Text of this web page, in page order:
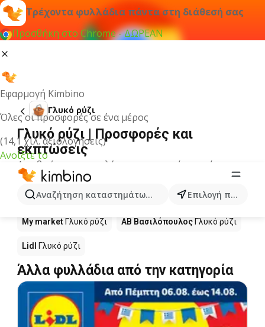
Τρέχοντα φυλλάδια πάντα στη διάθεσή σας
Προσθήκη στο Chrome - ΔΩΡΕΑΝ
Εφαρμογή Kimbino
Όλες οι προσφορές σε ένα μέρος
(14,1 χιλ. αξιολογήσεις)
Ανοίξτε το
Αναζήτηση καταστημάτων, κατηγοριών, προϊόντων...
Επιλογή πόλης
Γλυκό ρύζι
Γλυκό ρύζι | Προσφορές και
εκπτώσεις
Δεν βρήκαμε αποτελέσματα για αυτόν τον όρο.
Γλυκό ρύζι σε προσφορά - Πού να
αγοράσετε;
My market Γλυκό ρύζι ΑΒ Βασιλόπουλος Γλυκό ρύζι
Lidl Γλυκό ρύζι
Άλλα φυλλάδια από την κατηγορία